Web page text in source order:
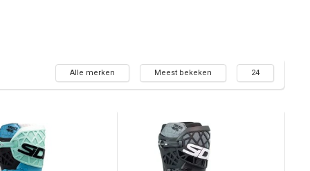
Alle merken Meest bekeken 24